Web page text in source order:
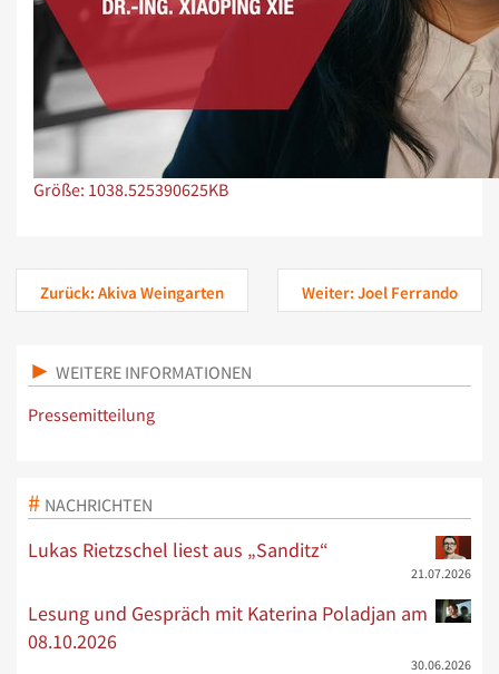
Zeige Bild in voller Größe…
Größe: 1038.525390625KB
Zurück: Akiva Weingarten Weiter: Joel Ferrando
WEITERE INFORMATIONEN
Pressemitteilung
NACHRICHTEN
Lukas Rietzschel liest aus „Sanditz“
21.07.2026
Lesung und Gespräch mit Katerina Poladjan am
08.10.2026
30.06.2026